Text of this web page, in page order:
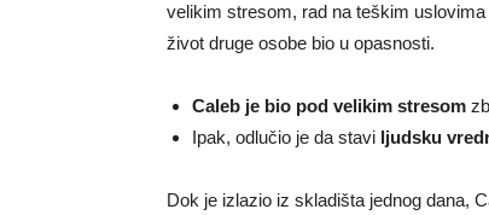
velikim stresom, rad na teškim
život druge osobe bio u opasnosti.
Caleb je bio pod velikim stresom
Ipak, odlučio je da stavi ljudsku
Dok je izlazio iz skladišta jednog dana,